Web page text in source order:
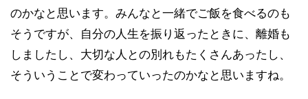
のかなと思います。みんなと一緒でご飯を食べるのも
そうですが、自分の人生を振り返ったときに、離婚も
しましたし、大切な人との別れもたくさんあったし、
そういうことで変わっていったのかなと思いますね。